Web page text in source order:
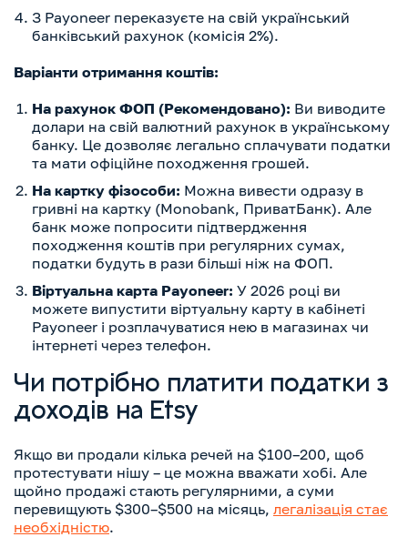
З Payoneer переказуєте на свій український
банківський рахунок (комісія 2%).
Варіанти отримання коштів:
На рахунок ФОП (Рекомендовано): Ви виводите
долари на свій валютний рахунок в українському
банку. Це дозволяє легально сплачувати податки
та мати офіційне походження грошей.
На картку фізособи: Можна вивести одразу в
гривні на картку (Monobank, ПриватБанк). Але
банк може попросити підтвердження
походження коштів при регулярних сумах,
податки будуть в рази більші ніж на ФОП.
Віртуальна карта Payoneer: У 2026 році ви
можете випустити віртуальну карту в кабінеті
Payoneer і розплачуватися нею в магазинах чи
інтернеті через телефон.
Чи потрібно платити податки з
доходів на Etsy
Якщо ви продали кілька речей на $100–200, щоб
протестувати нішу – це можна вважати хобі. Але
щойно продажі стають регулярними, а суми
перевищують $300–$500 на місяць, легалізація стає
необхідністю.